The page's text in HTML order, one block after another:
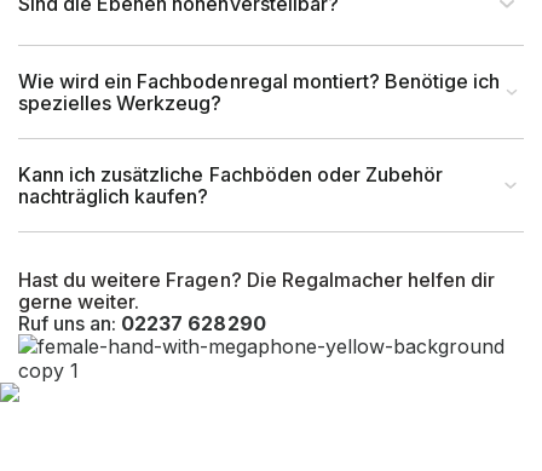
Hast du weitere Fragen? Die Regalmacher helfen dir
gerne weiter.
Ruf uns an: 02237 628290
Wie wird ein Fachbodenregal montiert? Benötige ich
spezielles Werkzeug?
Kann ich zusätzliche Fachböden oder Zubehör
nachträglich kaufen?